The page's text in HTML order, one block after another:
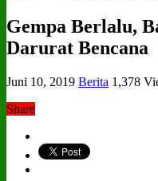
Gempa Berlalu,
Darurat Bencana
Juni 10, 2019 Berita 1,378
Share